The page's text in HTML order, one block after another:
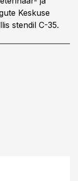
Keskuse
stendil C-35.